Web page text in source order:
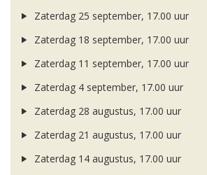
Zaterdag 25 september, 17.00 uur
Zaterdag 18 september, 17.00 uur
Zaterdag 11 september, 17.00 uur
Zaterdag 4 september, 17.00 uur
Zaterdag 28 augustus, 17.00 uur
Zaterdag 21 augustus, 17.00 uur
Zaterdag 14 augustus, 17.00 uur